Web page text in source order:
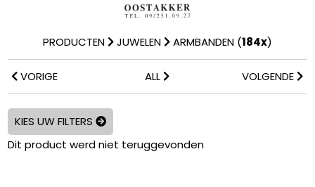
PRODUCTEN JUWELEN ARMBANDEN (184x)
VORIGE ALL VOLGENDE
KIES UW FILTERS
Dit product werd niet teruggevonden